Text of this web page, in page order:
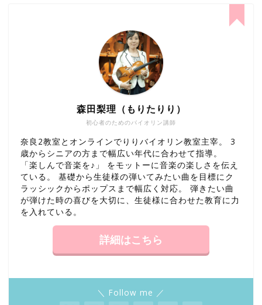
初心者のためのバイオリン講師
森田梨理（もりたりり）
奈良2教室とオンラインでりりバイオリン教室主宰。 3
歳からシニアの方まで幅広い年代に合わせて指導。
「楽しんで音楽を♪」 をモットーに音楽の楽しさを伝え
ている。 基礎から生徒様の弾いてみたい曲を目標にク
ラッシックからポップスまで幅広く対応。 弾きたい曲
が弾けた時の喜びを大切に、生徒様に合わせた教育に力
を入れている。
詳細はこちら
＼ Follow me ／